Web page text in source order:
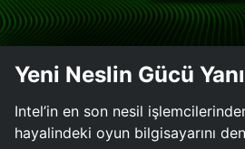
Yeni Neslin Gücü
Intel’in en son nesil
hayalindeki oyun bilgisayarını